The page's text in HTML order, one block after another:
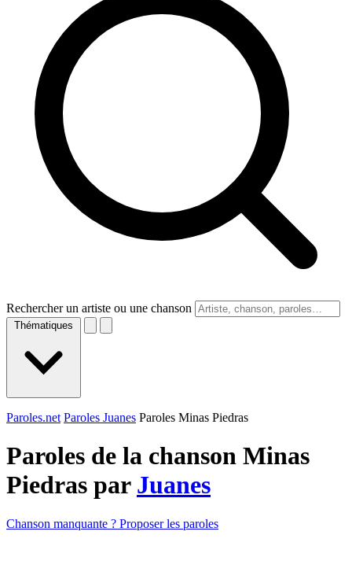
Rechercher un artiste ou une chanson
Thématiques
Paroles.net Paroles Juanes Paroles Minas Piedras
Paroles de la chanson Minas
Piedras par Juanes
Chanson manquante ? Proposer les paroles